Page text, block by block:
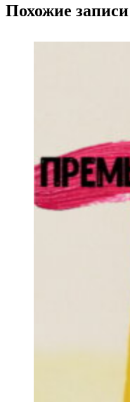
Похожие записи